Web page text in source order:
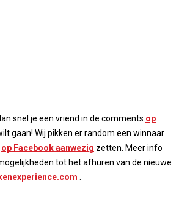
snel je een vriend in de comments op
gaan! Wij pikken er random een winnaar
op Facebook aanwezig zetten. Meer info
tot het afhuren van de nieuwe
.